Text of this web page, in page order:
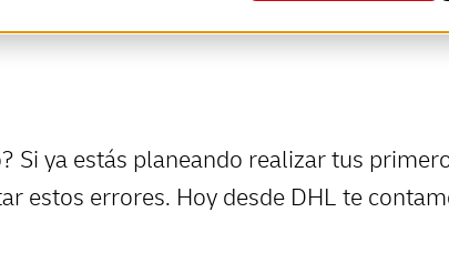
Si ya estás planeando realizar tus
estos errores. Hoy desde DHL te